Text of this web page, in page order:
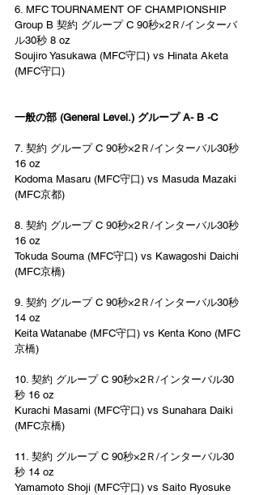
6. MFC TOURNAMENT OF CHAMPIONSHIP
Group B 契約 グループ C 90秒×2Ｒ/インターバ
ル30秒 8 oz
Soujiro Yasukawa (MFC守口) vs Hinata Aketa
(MFC守口)
一般の部 (General Level.) グループ A- B -C
7. 契約 グループ C 90秒×2Ｒ/インターバル30秒
16 oz
Kodoma Masaru (MFC守口) vs Masuda Mazaki
(MFC京都)
8. 契約 グループ C 90秒×2Ｒ/インターバル30秒
16 oz
Tokuda Souma (MFC守口) vs Kawagoshi Daichi
(MFC京橋)
9. 契約 グループ C 90秒×2Ｒ/インターバル30秒
14 oz
Keita Watanabe (MFC守口) vs Kenta Kono (MFC
京橋)
10. 契約 グループ C 90秒×2Ｒ/インターバル30
秒 16 oz
Kurachi Masami (MFC守口) vs Sunahara Daiki
(MFC京橋)
11. 契約 グループ C 90秒×2Ｒ/インターバル30
秒 14 oz
Yamamoto Shoji (MFC守口) vs Saito Ryosuke